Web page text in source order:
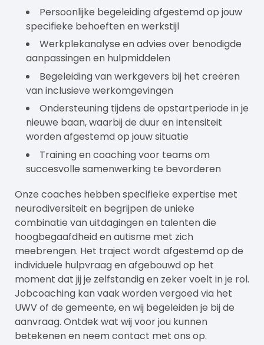
Persoonlijke begeleiding afgestemd op jouw
specifieke behoeften en werkstijl
Werkplekanalyse en advies over benodigde
aanpassingen en hulpmiddelen
Begeleiding van werkgevers bij het creëren
van inclusieve werkomgevingen
Ondersteuning tijdens de opstartperiode in je
nieuwe baan, waarbij de duur en intensiteit
worden afgestemd op jouw situatie
Training en coaching voor teams om
succesvolle samenwerking te bevorderen
Onze coaches hebben specifieke expertise met
neurodiversiteit en begrijpen de unieke
combinatie van uitdagingen en talenten die
hoogbegaafdheid en autisme met zich
meebrengen. Het traject wordt afgestemd op de
individuele hulpvraag en afgebouwd op het
moment dat jij je zelfstandig en zeker voelt in je rol.
Jobcoaching kan vaak worden vergoed via het
UWV of de gemeente, en wij begeleiden je bij de
aanvraag. Ontdek wat wij voor jou kunnen
betekenen en neem contact met ons op.